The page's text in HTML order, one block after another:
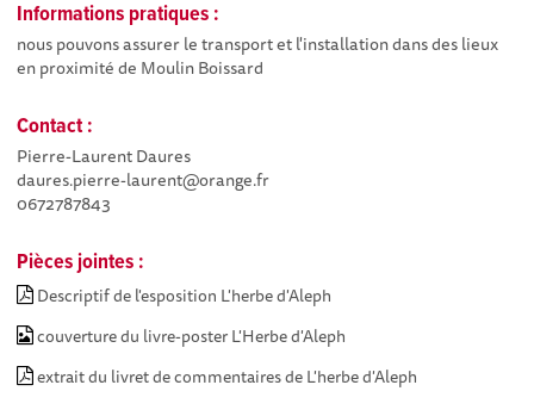
Informations pratiques :
nous pouvons assurer le transport et l'installation dans des lieux
en proximité de Moulin Boissard
Contact :
Pierre-Laurent Daures
daures.pierre-laurent@orange.fr
0672787843
Pièces jointes :
Descriptif de l'esposition L'herbe d'Aleph
couverture du livre-poster L'Herbe d'Aleph
extrait du livret de commentaires de L'herbe d'Aleph